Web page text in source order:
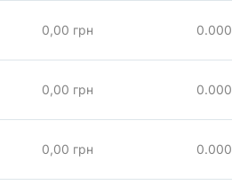
0,00 грн 0.000
0,00 грн 0.000
0,00 грн 0.000